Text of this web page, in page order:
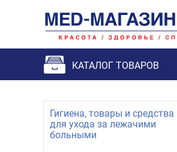
КАТАЛОГ ТОВАРОВ
Гигиена, товары и средства
для ухода за лежачими
больными